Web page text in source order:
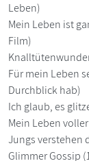
Leben)
Mein Leben ist
Film)
Für mein Leben
Durchblick hab)
Ich glaub, es
Mein Leben
Jungs verstehen
Glimmer Gossip